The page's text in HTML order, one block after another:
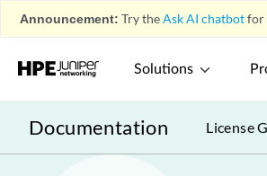
Announcement: Try theAsk AI chatbotfor
Solutions
Documentation License